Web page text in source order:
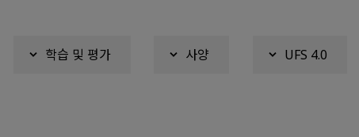
학습 및 평가 사양 UFS 4.0